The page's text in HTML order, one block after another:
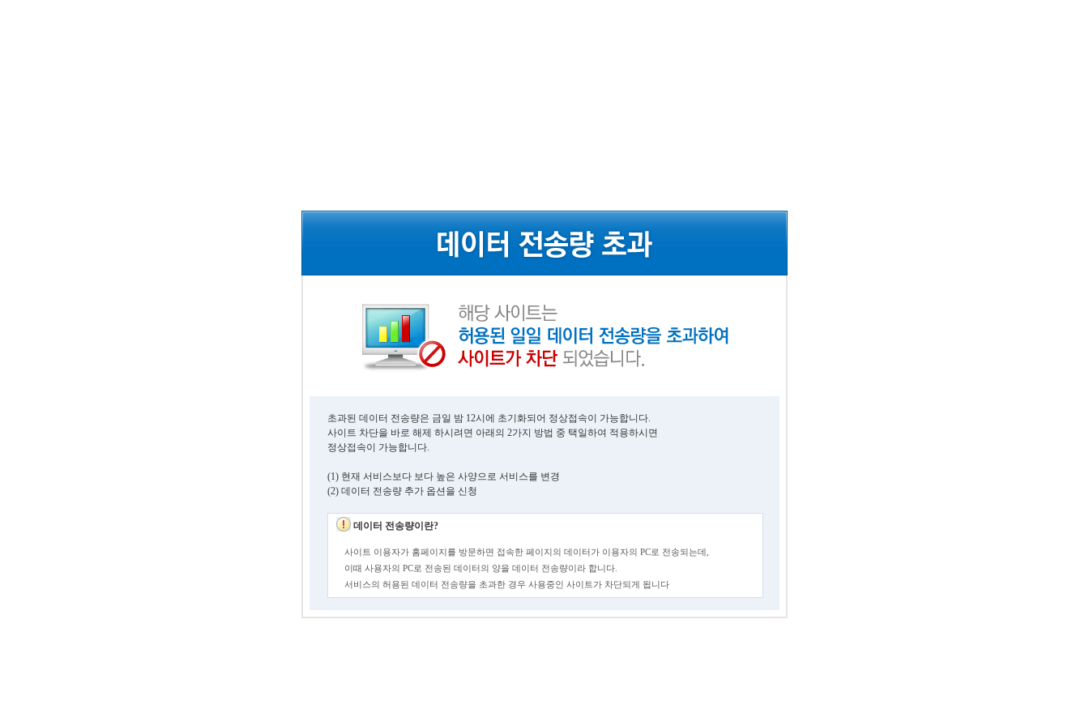
초과된 데이터 전송량은 금일 밤 12시에 초기화되어 정상접속이 가능합니다.
사이트 차단을 바로 해제 하시려면 아래의 2가지 방법 중 택일하여 적용하시면
정상접속이 가능합니다.
(1) 현재 서비스보다 보다 높은 사양으로 서비스를 변경
(2) 데이터 전송량 추가 옵션을 신청
데이터 전송량이란?
사이트 이용자가 홈페이지를 방문하면 접속한 페이지의 데이터가 이용자의 PC로 전송되는데,
이때 사용자의 PC로 전송된 데이터의 양을 데이터 전송량이라 합니다.
서비스의 허용된 데이터 전송량을 초과한 경우 사용중인 사이트가 차단되게 됩니다